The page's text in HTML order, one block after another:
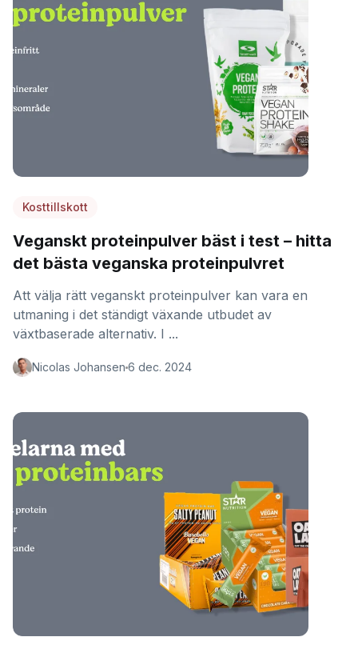
Kosttillskott
Veganskt proteinpulver bäst i test – hitta
det bästa veganska proteinpulvret
Att välja rätt veganskt proteinpulver kan vara en
utmaning i det ständigt växande utbudet av
växtbaserade alternativ. I ...
Nicolas Johansen 6 dec. 2024